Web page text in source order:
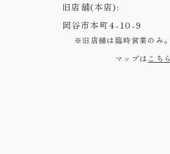
旧店舗(本店):
岡谷市本町4-10-9
※旧店舗は臨時営業のみ。
マップは こちら